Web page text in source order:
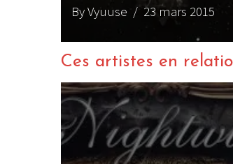
By Vyuuse / 23 mars 2015
Ces artistes en